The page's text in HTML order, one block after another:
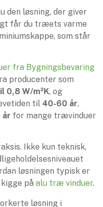
den løsning, der giver
får du træets varme
som står
fra Bygningsbevaring
producenter som
0,8 W/m²K, og
til 40-60 år,
år for mange trævinduer
Ikke kun teknisk,
løsningen typisk er
på alu træ vinduer.
løsning i